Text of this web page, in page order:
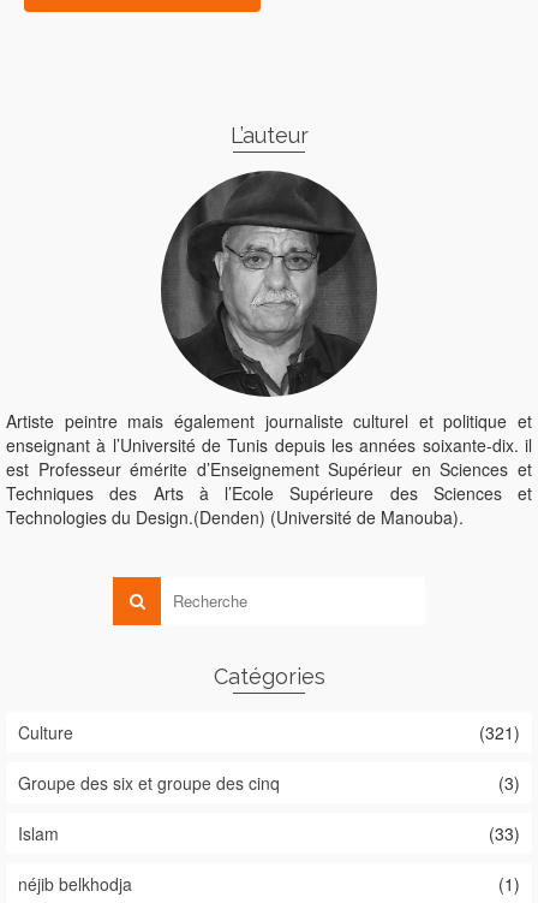
L’auteur
Artiste peintre mais également journaliste culturel et politique et
enseignant à l’Université de Tunis depuis les années soixante-dix. il
est Professeur émérite d’Enseignement Supérieur en Sciences et
Techniques des Arts à l’Ecole Supérieure des Sciences et
Technologies du Design.(Denden) (Université de Manouba).
Catégories
Culture (321)
Groupe des six et groupe des cinq (3)
Islam (33)
néjib belkhodja (1)